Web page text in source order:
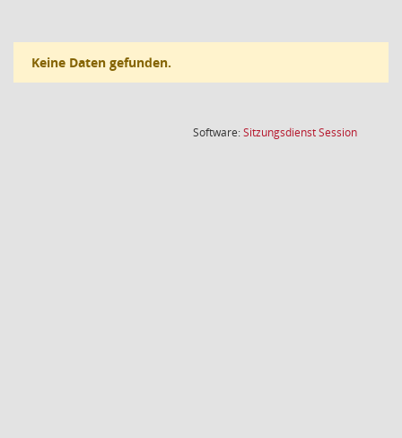
Keine Daten gefunden.
Software:SitzungsdienstSession(Wird in